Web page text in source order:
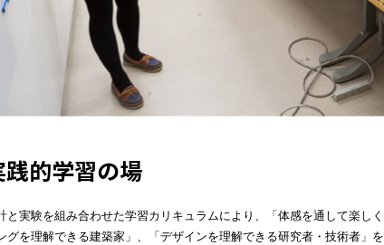
的学習の場
と実験を組み合わせた学習カリキュラムにより、「体感を通して楽し
グを理解できる建築家」、「デザインを理解できる研究者・技術者」を